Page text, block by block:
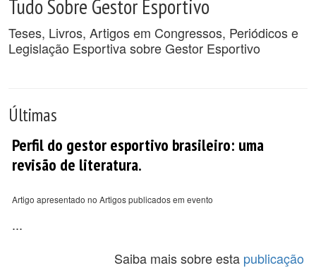
Tudo Sobre Gestor Esportivo
Teses, Livros, Artigos em Congressos, Periódicos e
Legislação Esportiva sobre Gestor Esportivo
Últimas
Perfil do gestor esportivo brasileiro: uma
revisão de literatura.
Artigo apresentado no Artigos publicados em evento
...
Saiba mais sobre esta publicação